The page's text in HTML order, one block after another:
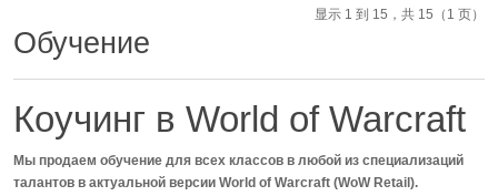
显示 1 到 15，共 15（1 页）
Обучение
Коучинг в World of Warcraft
Мы продаем обучение для всех классов в любой из специализаций
талантов в актуальной версии World of Warcraft (WoW Retail).